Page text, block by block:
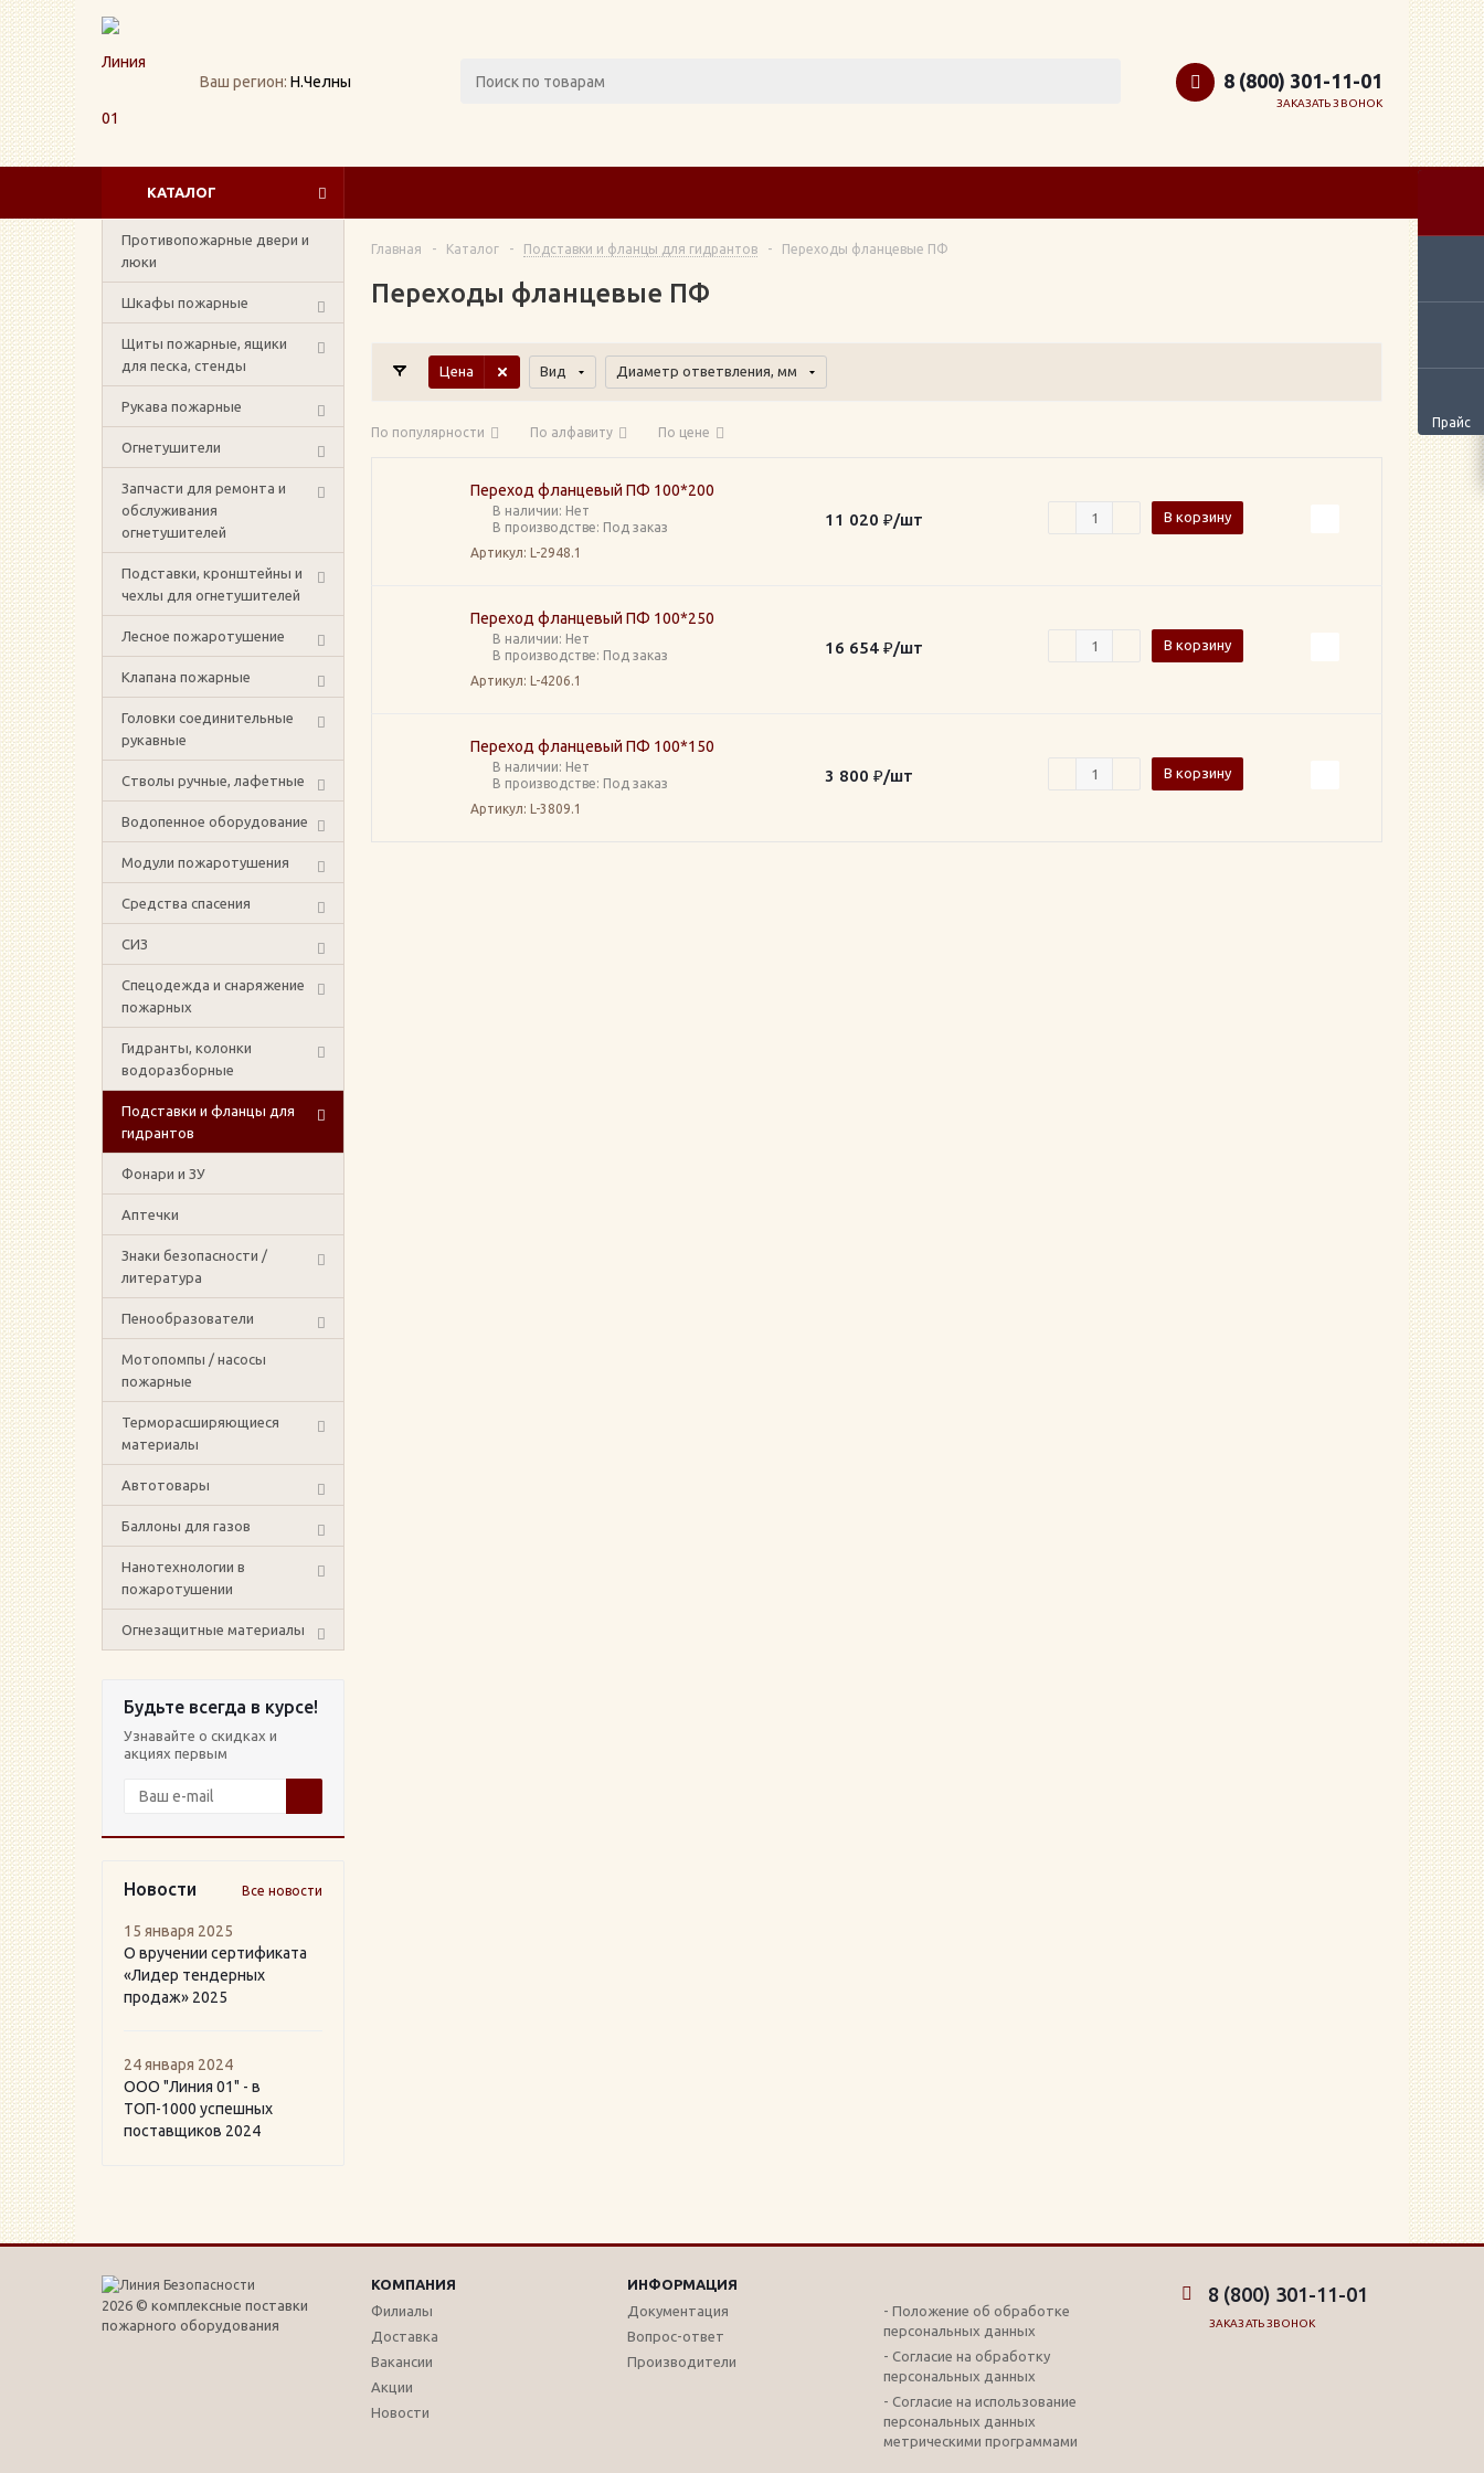
Ваш регион: Н.Челны
Прайс
8 (800) 301-11-01
ЗАКАЗАТЬ ЗВОНОК
КАТАЛОГ
Противопожарные двери и
люки
Шкафы пожарные
Щиты пожарные, ящики
для песка, стенды
Рукава пожарные
Огнетушители
Запчасти для ремонта и
обслуживания
огнетушителей
Подставки, кронштейны и
чехлы для огнетушителей
Лесное пожаротушение
Клапана пожарные
Головки соединительные
рукавные
Стволы ручные, лафетные
Водопенное оборудование
Модули пожаротушения
Средства спасения
СИЗ
Спецодежда и снаряжение
пожарных
Гидранты, колонки
водоразборные
Подставки и фланцы для
гидрантов
Фонари и ЗУ
Аптечки
Знаки безопасности /
литература
Пенообразователи
Мотопомпы / насосы
пожарные
Терморасширяющиеся
материалы
Автотовары
Баллоны для газов
Нанотехнологии в
пожаротушении
Огнезащитные материалы
Будьте всегда в курсе!
Узнавайте о скидках и
акциях первым
Новости Все новости
15 января 2025
О вручении сертификата
«Лидер тендерных
продаж» 2025
24 января 2024
ООО "Линия 01" - в
ТОП-1000 успешных
поставщиков 2024
Главная - Каталог - Подставки и фланцы для гидрантов - Переходы фланцевые ПФ
Переходы фланцевые ПФ
Цена Вид Диаметр ответвления, мм
По популярности По алфавиту По цене
Переход фланцевый ПФ 100*200
В наличии: Нет
В производстве: Под заказ
Артикул: L-2948.1
11 020 ₽/шт В корзину
Переход фланцевый ПФ 100*250
В наличии: Нет
В производстве: Под заказ
Артикул: L-4206.1
16 654 ₽/шт В корзину
Переход фланцевый ПФ 100*150
В наличии: Нет
В производстве: Под заказ
Артикул: L-3809.1
3 800 ₽/шт В корзину
2026 © комплексные поставки
пожарного оборудования
КОМПАНИЯ
ИНФОРМАЦИЯ
Филиалы
Доставка
Вакансии
Акции
Новости
Документация
Вопрос-ответ
Производители
- Положение об обработке
персональных данных
- Согласие на обработку
персональных данных
- Согласие на использование
персональных данных
метрическими программами
8 (800) 301-11-01
ЗАКАЗАТЬ ЗВОНОК